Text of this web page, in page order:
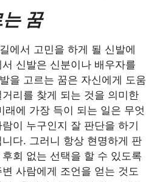
꿈
에서 고민을 하게 될 신발에
신발은 신분이나 배우자를
을 고르는 꿈은 자신에게 도움
리를 찾게 되는 것을 의미한
래에 가장 득이 되는 일은 무엇
이 누구인지 잘 판단을 하기
다. 그러니 항상 현명하게 판
회 없는 선택을 할 수 있도록
사람에게 조언을 얻는 것도